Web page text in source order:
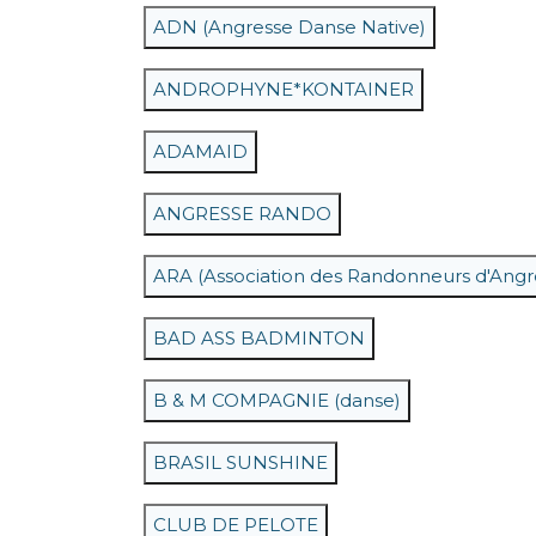
ADN (Angresse Danse Native)
ANDROPHYNE*KONTAINER
ADAMAID
ANGRESSE RANDO
ARA (Association des Randonneurs
BAD ASS BADMINTON
B & M COMPAGNIE (danse)
BRASIL SUNSHINE
CLUB DE PELOTE